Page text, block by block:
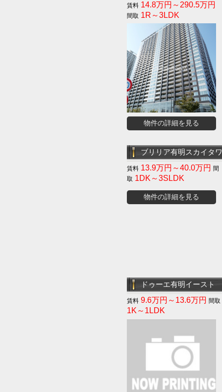
14.8万円～290.5万円
1R～3LDK
物件の詳細を見る
ブリリア有明スカイタ
13.9万円～40.0万円
1DK～3SLDK
物件の詳細を見る
ドゥーエ有明イースト
9.6万円～13.6万円
1K～1LDK